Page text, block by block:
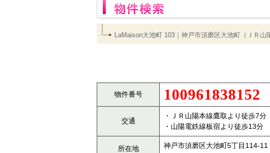
LaMaison大池町 103｜神戸市須磨区大池町（ＪＲ
物件番号 100961838152
交通
・ＪＲ山陽本線鷹取より徒歩7分
・山陽電鉄線板宿より徒歩13分
所在地 神戸市須磨区大池町5丁目114-11